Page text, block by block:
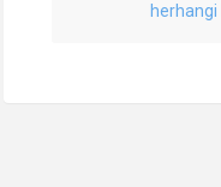
herhangi